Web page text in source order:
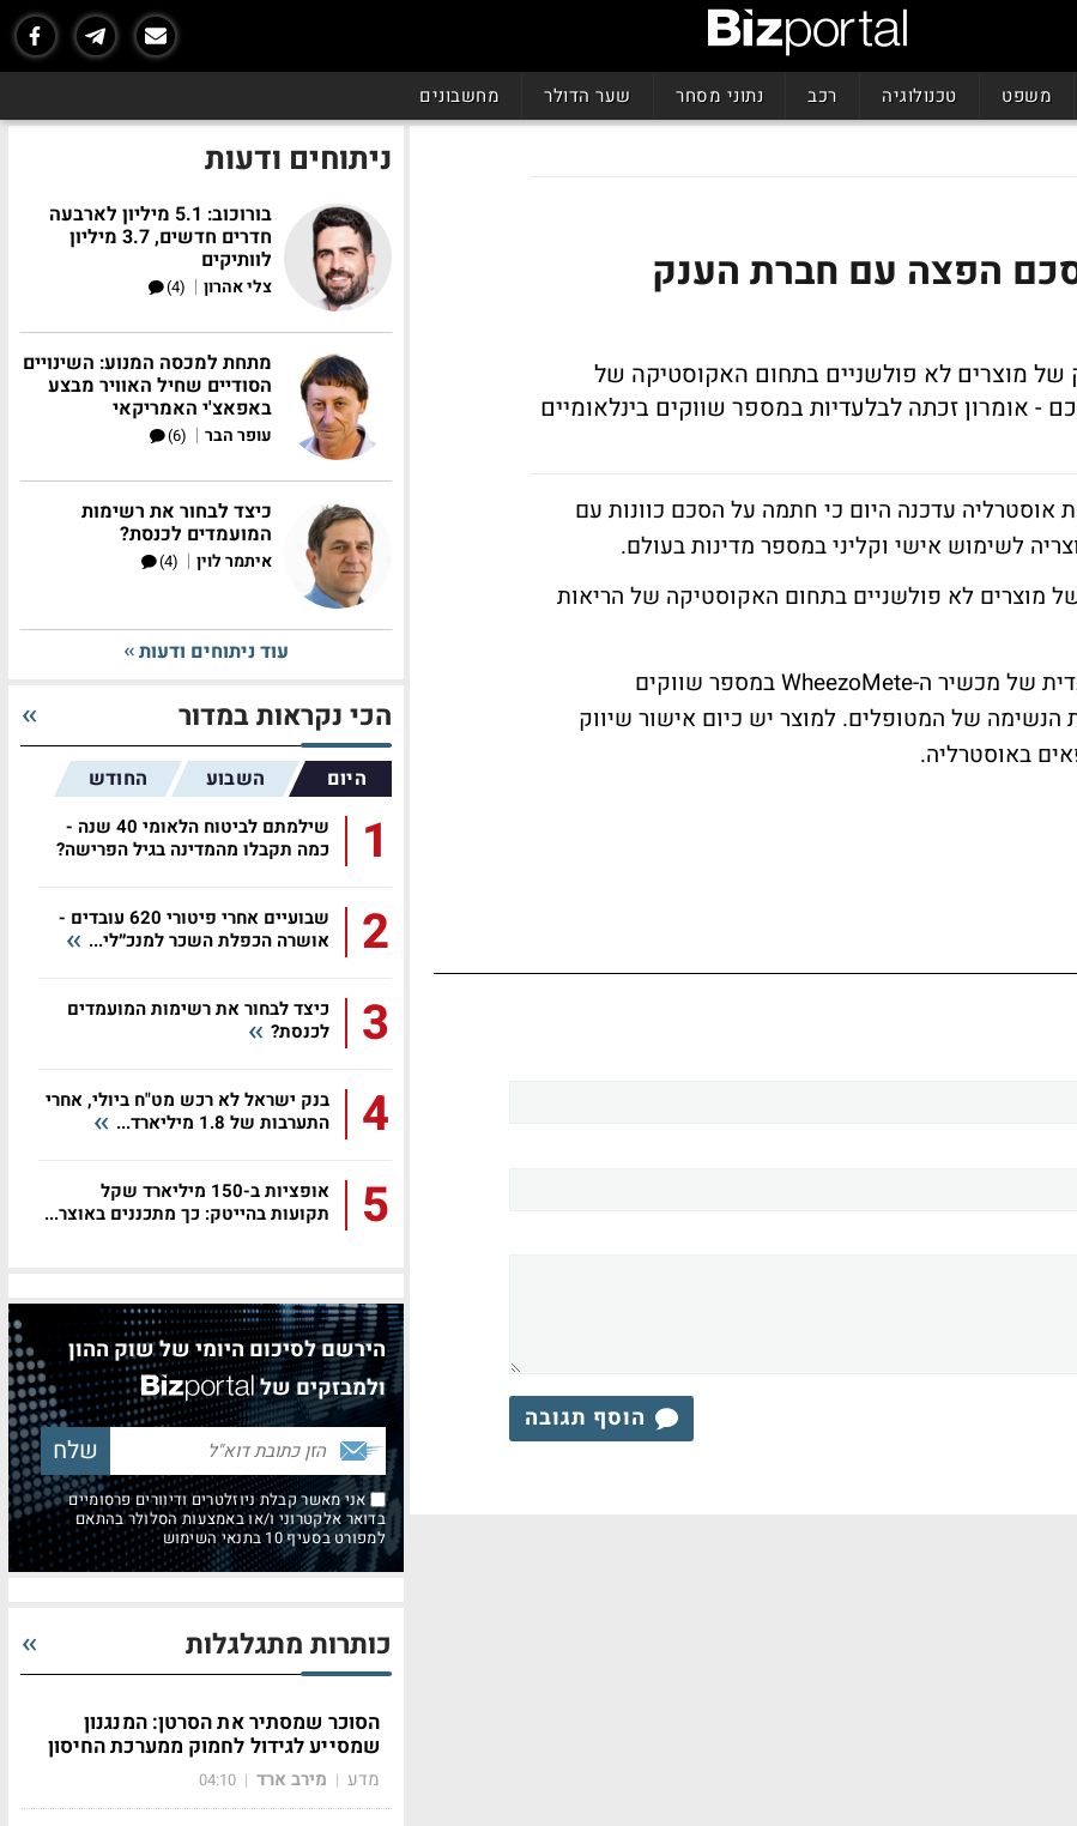
משפט טכנולוגיה רכב נתוני מסחר שער הדולר מחשבונים
הפצה עם חברת הענק
של מוצרים לא פולשניים בתחום האקוסטיקה של
- אומרון זכתה לבלעדיות במספר שווקים בינלאומיים
אוסטרליה עדכנה היום כי חתמה על הסכם כוונות עם
לשימוש אישי וקליני במספר מדינות בעולם.
מוצרים לא פולשניים בתחום האקוסטיקה של הריאות
במסגרת ההסכם אומרון תשמש כמפיצה בלעדית של מכשיר ה-WheezoMete במספר שווקים
הנשימה של המטופלים. למוצר יש כיום אישור שיווק
באוסטרליה.
הוסף תגובה
ניתוחים ודעות
בורוכוב: 5.1 מיליון לארבעה
חדרים חדשים, 3.7 מיליון
לוותיקים
צלי אהרון |
(4)
מתחת למכסה המנוע: השינויים
הסודיים שחיל האוויר מבצע
באפאצ'י האמריקאי
עופר הבר |
(6)
כיצד לבחור את רשימות
המועמדים לכנסת?
איתמר לוין |
(4)
עוד ניתוחים ודעות
הכי נקראות במדור
היום השבוע החודש
1
שילמתם לביטוח הלאומי 40 שנה -
כמה תקבלו מהמדינה בגיל הפרישה?
2
שבועיים אחרי פיטורי 620 עובדים -
אושרה הכפלת השכר למנכ״לי...
3
כיצד לבחור את רשימות המועמדים
לכנסת?
4
בנק ישראל לא רכש מט"ח ביולי, אחרי
התערבות של 1.8 מיליארד...
5
אופציות ב-150 מיליארד שקל
תקועות בהייטק: כך מתכננים באוצר...
הירשם לסיכום היומי של שוק ההון
ולמבזקים של
אני מאשר קבלת ניוזלטרים ודיוורים פרסומיים
בדואר אלקטרוני ו/או באמצעות הסלולר בהתאם
למפורט בסעיף 10 בתנאי השימוש
כותרות מתגלגלות
הסוכר שמסתיר את הסרטן: המנגנון
שמסייע לגידול לחמוק ממערכת החיסון
מדע | מירב ארד |
04:10